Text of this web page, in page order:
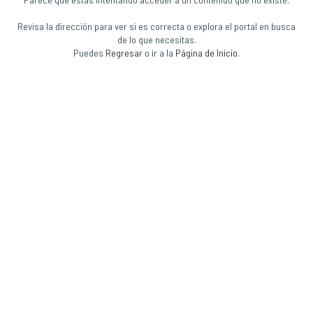
Revisa la dirección para ver si es correcta o explora el portal en busca
de lo que necesitas.
Puedes Regresar o ir a la Página de Inicio.